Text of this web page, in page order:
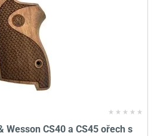
Wesson CS40 a CS45 ořech s